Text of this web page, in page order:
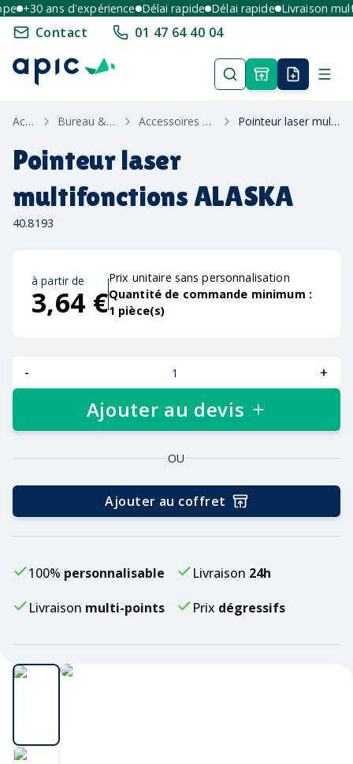
+30 ans d'expérience Délai rapide Délai rapide Livraison multi-
Contact 01 47 64 40 04
Accueil Bureau & Ecriture Accessoires De Bureau Pointeur laser multifonctions ALASKA
Pointeur laser
multifonctions ALASKA
40.8193
à partir de
3,64 €
Prix unitaire sans personnalisation
Quantité de commande minimum :
1 pièce(s)
- +
Ajouter au devis
OU
Ajouter au coffret
100% personnalisable Livraison 24h
Livraison multi-points Prix dégressifs